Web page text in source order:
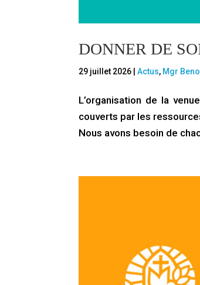
DONNER DE
29 juillet 2026 |Actus, Mgr
L’organisation de la
couverts par les
Nous avons besoin de